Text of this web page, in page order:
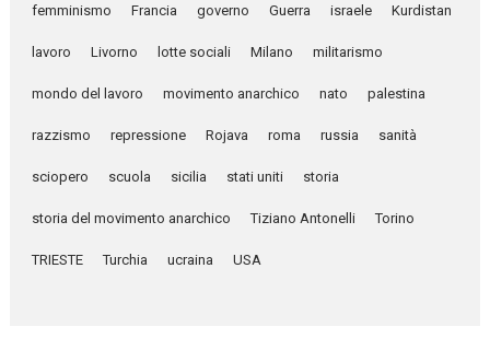
femminismo Francia governo Guerra israele Kurdistan
lavoro Livorno lotte sociali Milano militarismo
mondo del lavoro movimento anarchico nato palestina
razzismo repressione Rojava roma russia sanità
sciopero scuola sicilia stati uniti storia
storia del movimento anarchico Tiziano Antonelli Torino
TRIESTE Turchia ucraina USA